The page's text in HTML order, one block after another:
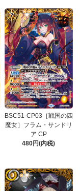
BSC51-CP03［戦国の四
魔女］フラム・サンドリ
ア CP
480円(内税)